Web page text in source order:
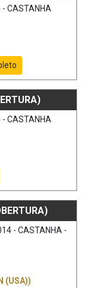
- CASTANHA
- CASTANHA
- CASTANHA -
(USA))